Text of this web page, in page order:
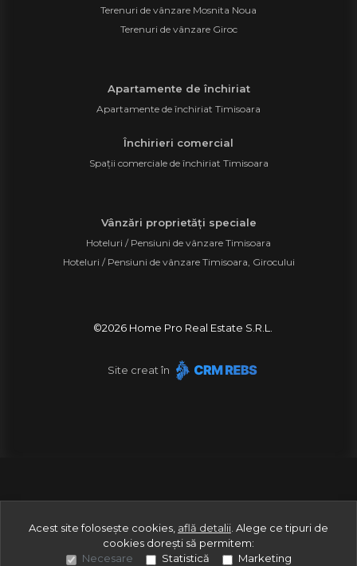
Terenuri de vânzare Mosnita Noua
Terenuri de vânzare Giroc
Apartamente de închiriat
Apartamente de închiriat Timisoara
Închirieri comercial
Spații comerciale de închiriat Timisoara
Vânzări proprietăți speciale
Hoteluri / Pensiuni de vânzare Timisoara
Hoteluri / Pensiuni de vânzare Timisoara, Girocului
©2026Home Pro Real Estate S.R.L.
Site creat în
Acest site folosește cookies, află detalii Alege ce tipuri de
cookies dorești să permitem:
Necesare
Statistică Marketing